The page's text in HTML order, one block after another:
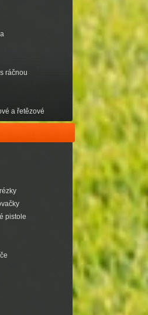
ráčnou
a řetězové
pistole